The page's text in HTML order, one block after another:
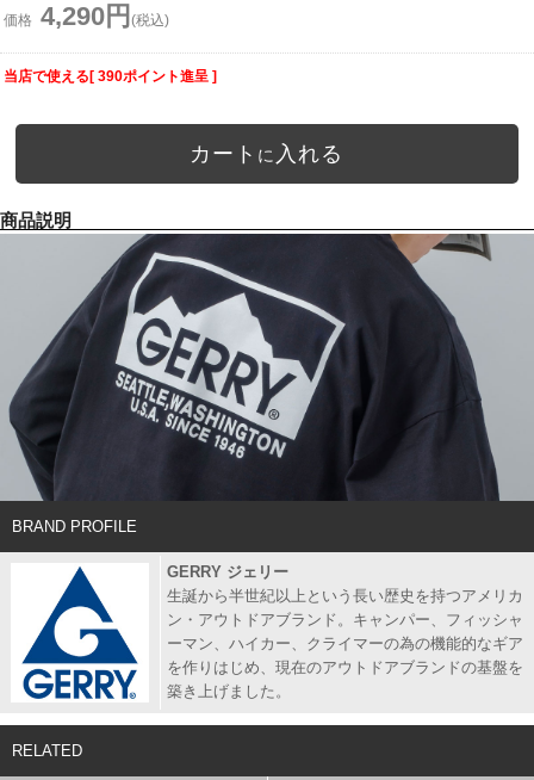
価格 4,290円 (税込)
当店で使える[ 390ポイント進呈 ]
カート に 入れる
商品説明
BRAND PROFILE
GERRY ジェリー
生誕から半世紀以上という長い歴史を持つアメリカ
ン・アウトドアブランド。キャンパー、フィッシャ
ーマン、ハイカー、クライマーの為の機能的なギア
を作りはじめ、現在のアウトドアブランドの基盤を
築き上げました。
RELATED